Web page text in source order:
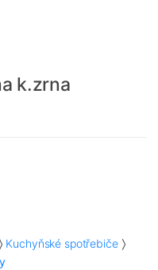
k.zrna
Kuchyňské spotřebiče